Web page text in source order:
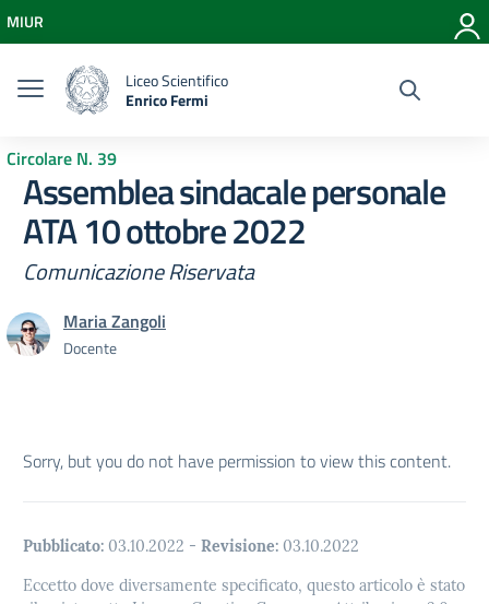
Vai al menu di navigazione
Vai al footer
MIUR
Liceo Scientifico
Enrico Fermi
Circolare N. 39
Assemblea sindacale personale
ATA 10 ottobre 2022
Comunicazione Riservata
Maria Zangoli
Docente
Sorry, but you do not have permission to view this content.
Pubblicato: 03.10.2022 - Revisione: 03.10.2022
Eccetto dove diversamente specificato, questo articolo è stato